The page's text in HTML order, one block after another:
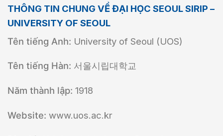
THÔNG TIN CHUNG VỀ ĐẠI HỌC SEOUL SIRIP –
UNIVERSITY OF SEOUL
Tên tiếng Anh: University of Seoul (UOS)
Tên tiếng Hàn: 서울시립대학교
Năm thành lập: 1918
Website: www.uos.ac.kr